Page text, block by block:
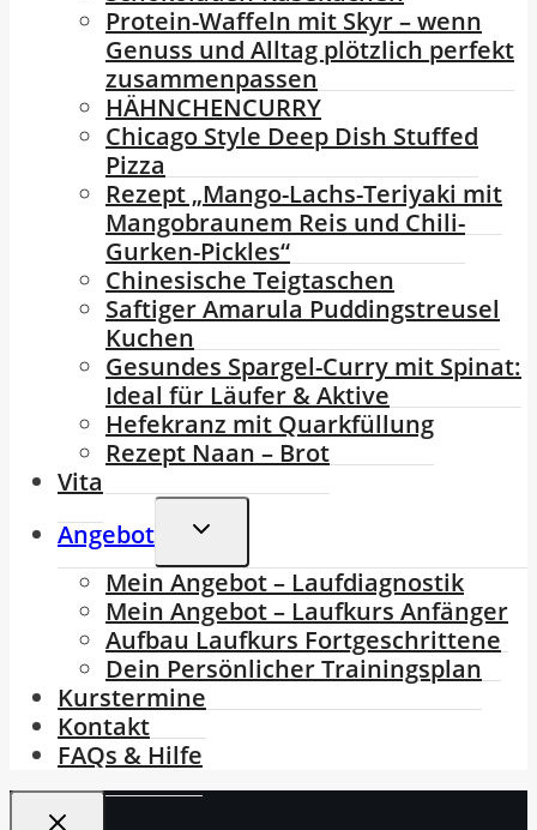
Protein-Waffeln mit Skyr – wenn
Genuss und Alltag plötzlich perfekt
zusammenpassen
HÄHNCHENCURRY
Chicago Style Deep Dish Stuffed
Pizza
Rezept „Mango-Lachs-Teriyaki mit
Mangobraunem Reis und Chili-
Gurken-Pickles“
Chinesische Teigtaschen
Saftiger Amarula Puddingstreusel
Kuchen
Gesundes Spargel-Curry mit Spinat:
Ideal für Läufer & Aktive
Hefekranz mit Quarkfüllung
Rezept Naan – Brot
Vita
Angebot
Untermenü
Mein Angebot – Laufdiagnostik
Mein Angebot – Laufkurs Anfänger
Aufbau Laufkurs Fortgeschrittene
Dein Persönlicher Trainingsplan
Kurstermine
Kontakt
FAQs & Hilfe